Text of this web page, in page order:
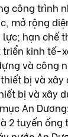
công trình
mở rộng
hạn chế
kinh tế-
và công
bị và
bị và xây
An
2 tuyến ống